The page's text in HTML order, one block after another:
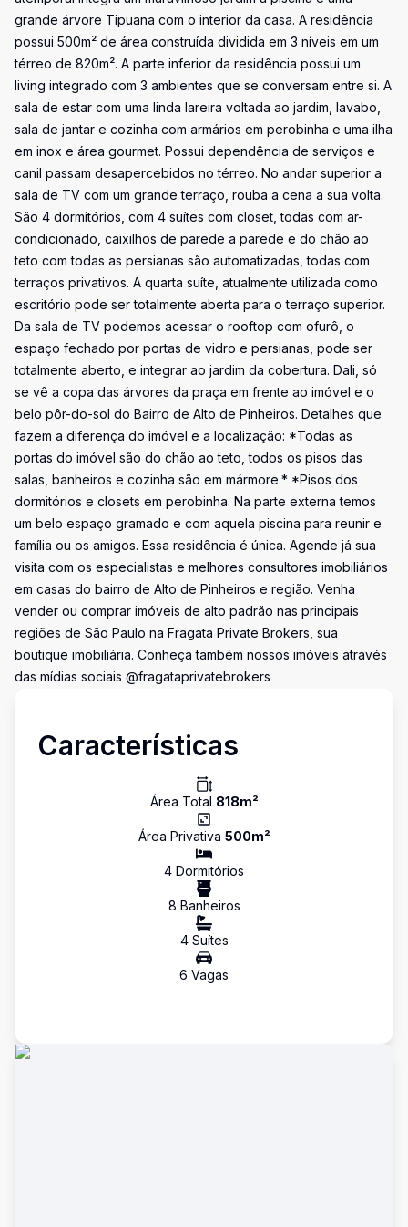
grande árvore Tipuana com o interior da casa. A residência
possui 500m² de área construída dividida em 3 níveis em um
térreo de 820m². A parte inferior da residência possui um
living integrado com 3 ambientes que se conversam entre si. A
sala de estar com uma linda lareira voltada ao jardim, lavabo,
sala de jantar e cozinha com armários em perobinha e uma ilha
em inox e área gourmet. Possui dependência de serviços e
canil passam desapercebidos no térreo. No andar superior a
sala de TV com um grande terraço, rouba a cena a sua volta.
São 4 dormitórios, com 4 suítes com closet, todas com ar-
condicionado, caixilhos de parede a parede e do chão ao
teto com todas as persianas são automatizadas, todas com
terraços privativos. A quarta suíte, atualmente utilizada como
escritório pode ser totalmente aberta para o terraço superior.
Da sala de TV podemos acessar o rooftop com ofurô, o
espaço fechado por portas de vidro e persianas, pode ser
totalmente aberto, e integrar ao jardim da cobertura. Dali, só
se vê a copa das árvores da praça em frente ao imóvel e o
belo pôr-do-sol do Bairro de Alto de Pinheiros. Detalhes que
fazem a diferença do imóvel e a localização: *Todas as
portas do imóvel são do chão ao teto, todos os pisos das
salas, banheiros e cozinha são em mármore.* *Pisos dos
dormitórios e closets em perobinha. Na parte externa temos
um belo espaço gramado e com aquela piscina para reunir e
família ou os amigos. Essa residência é única. Agende já sua
visita com os especialistas e melhores consultores imobiliários
em casas do bairro de Alto de Pinheiros e região. Venha
vender ou comprar imóveis de alto padrão nas principais
regiões de São Paulo na Fragata Private Brokers, sua
boutique imobiliária. Conheça também nossos imóveis através
das mídias sociais @fragataprivatebrokers
Características
Área Total 818m²
Área Privativa 500m²
4 Dormitórios
8 Banheiros
4Suítes
6 Vagas